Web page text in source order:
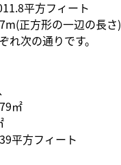
方フィート
方形の一辺の長さ)
れ次の通りです。
㎡
平方フィート